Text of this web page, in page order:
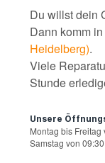
Du willst dein
Dann komm
Heidelberg).
Viele
Stunde
Unsere
Montag bis
Samstag von